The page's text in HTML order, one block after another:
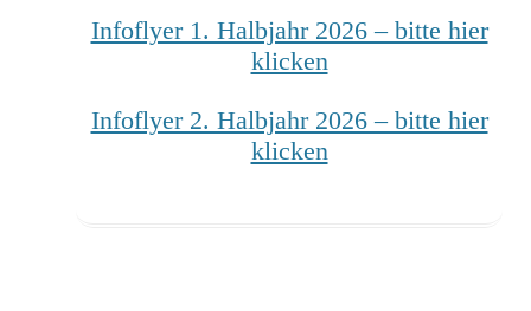
Infoflyer 1. Halbjahr 2026 – bitte hier
klicken
Infoflyer 2. Halbjahr 2026 – bitte hier
klicken